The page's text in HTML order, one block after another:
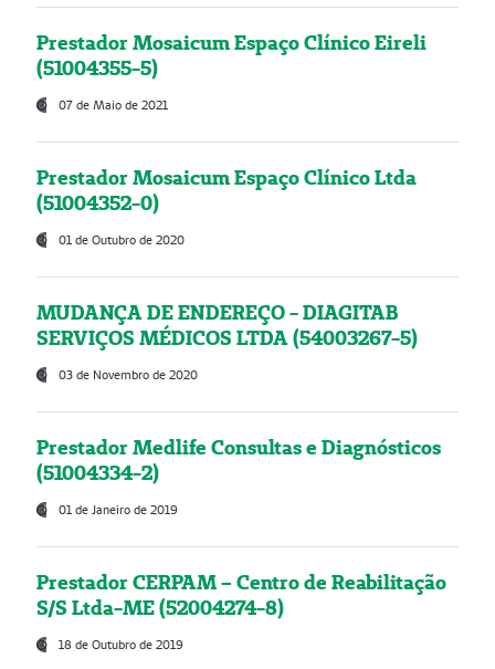
Prestador Mosaicum Espaço Clínico Eireli
(51004355-5)
07 de Maio de 2021
Prestador Mosaicum Espaço Clínico Ltda
(51004352-0)
01 de Outubro de 2020
MUDANÇA DE ENDEREÇO - DIAGITAB
SERVIÇOS MÉDICOS LTDA (54003267-5)
03 de Novembro de 2020
Prestador Medlife Consultas e Diagnósticos
(51004334-2)
01 de Janeiro de 2019
Prestador CERPAM – Centro de Reabilitação
S/S Ltda-ME (52004274-8)
18 de Outubro de 2019